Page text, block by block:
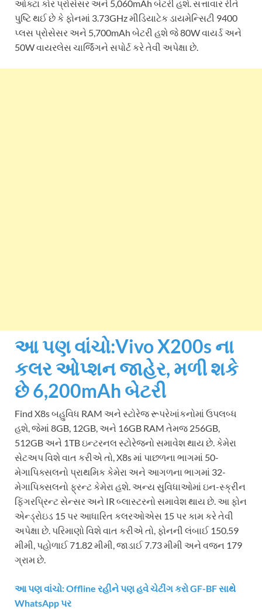
ઓક્ટા કોર પ્રોસેસર અને 5,060mAh બેટરી હશે. સત્તાવાર રીતે
પુષ્ટિ થઈ છે કે ફોનમાં 3.73GHz મીડિયાટેક ડાયમેન્સિટી 9400
પ્લસ પ્રોસેસર અને 5,700mAh બેટરી હશે જે 80W વાયર્ડ અને
50W વાયરલેસ ચાર્જિંગને સપોર્ટ કરે તેવી અપેક્ષા છે.
આ પણ વાંચો:Vivo X200s ના
કલર ઓપ્શન જાહેર, મળી શકે
છે 6,200mAh બેટરી
Find X8s બહુવિધ RAM અને સ્ટોરેજ રૂપરેખાંકનોમાં ઉપલબ્ધ
હશે, જેમાં 8GB, 12GB, અને 16GB RAM તેમજ 256GB,
512GB અને 1TB ઇન્ટરનલ સ્ટોરેજનો સમાવેશ થાય છે. કેમેરા
સેટઅપ વિશે વાત કરીએ તો, X8s માં પાછળના ભાગમાં 50-
મેગાપિક્સલનો પ્રાથમિક કેમેરા અને આગળના ભાગમાં 32-
મેગાપિક્સલનો ફ્રન્ટ કેમેરા હશે. અન્ય સુવિધાઓમાં ઇન-સ્ક્રીન
ફિંગરપ્રિન્ટ સેન્સર અને IR બ્લાસ્ટરનો સમાવેશ થાય છે. આ ફોન
એન્ડ્રોઇડ 15 પર આધારિત કલરઓએસ 15 પર કામ કરે તેવી
અપેક્ષા છે. પરિમાણો વિશે વાત કરીએ તો, ફોનની લંબાઈ 150.59
મીમી, પહોળાઈ 71.82 મીમી, જાડાઈ 7.73 મીમી અને વજન 179
ગ્રામ છે.
આ પણ વાંચો: Offline રહીને પણ હવે ચેટીંગ કરો GF-BF સાથે
WhatsApp પર